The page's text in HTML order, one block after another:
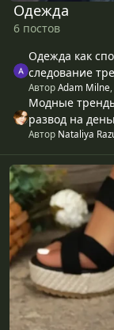
Одежда
6 постов
Одежда как
следование
АвторAdam Milne
Модные
развод на
Автор Nataliya
Обувь